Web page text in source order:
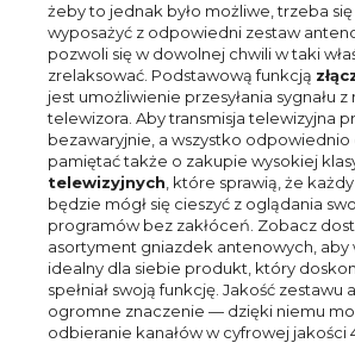
żeby to jednak było możliwe, trzeba
wyposażyć z odpowiedni zestaw
pozwoli się w dowolnej chwili w taki
zrelaksować. Podstawową funkcją
jest umożliwienie przesyłania sygnału
telewizora. Aby transmisja telewizyjna
bezawaryjnie, a wszystko odpowiednio
pamiętać także o zakupie wysokiej
telewizyjnych , które sprawią, że
będzie mógł się cieszyć z oglądania
programów bez zakłóceń. Zobacz
asortyment gniazdek antenowych, aby
idealny dla siebie produkt, który
spełniał swoją funkcję. Jakość
ogromne znaczenie — dzięki niemu
odbieranie kanałów w cyfrowej jakości